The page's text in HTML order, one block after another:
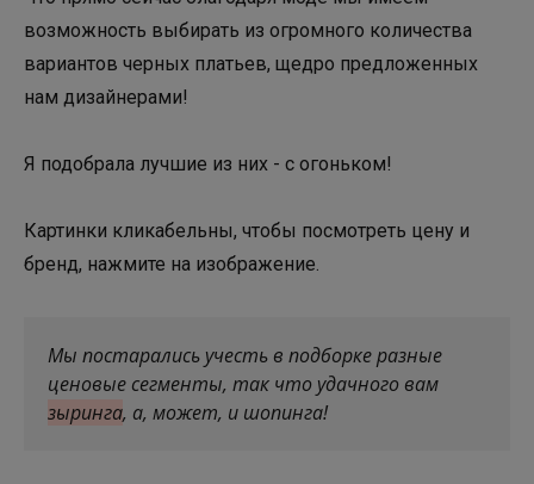
возможность выбирать из огромного количества
вариантов черных платьев, щедро предложенных
нам дизайнерами!
Я подобрала лучшие из них - с огоньком!
Картинки кликабельны, чтобы посмотреть цену и
бренд, нажмите на изображение.
Мы постарались учесть в подборке разные
ценовые сегменты, так что удачного вам
зыринга, а, может, и шопинга!